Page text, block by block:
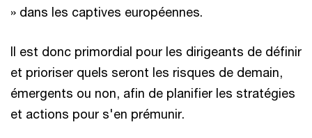
» dans les captives européennes.
Il est donc primordial pour les dirigeants de définir
et prioriser quels seront les risques de demain,
émergents ou non, afin de planifier les stratégies
et actions pour s'en prémunir.